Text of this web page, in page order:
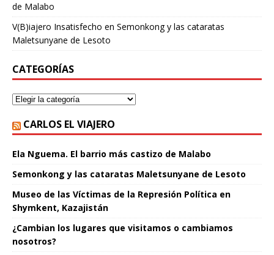
de Malabo
V(B)iajero Insatisfecho en Semonkong y las cataratas
Maletsunyane de Lesoto
CATEGORÍAS
CARLOS EL VIAJERO
Ela Nguema. El barrio más castizo de Malabo
Semonkong y las cataratas Maletsunyane de Lesoto
Museo de las Víctimas de la Represión Política en
Shymkent, Kazajistán
¿Cambian los lugares que visitamos o cambiamos
nosotros?